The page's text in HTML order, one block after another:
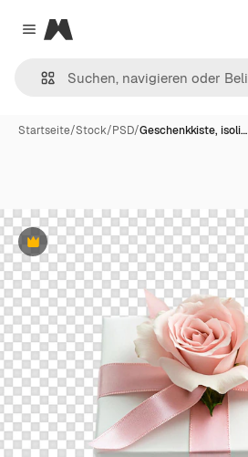
Close menu
Magnific
Startseite/Stock/PSD/Geschenkkiste, isoli…
Premium